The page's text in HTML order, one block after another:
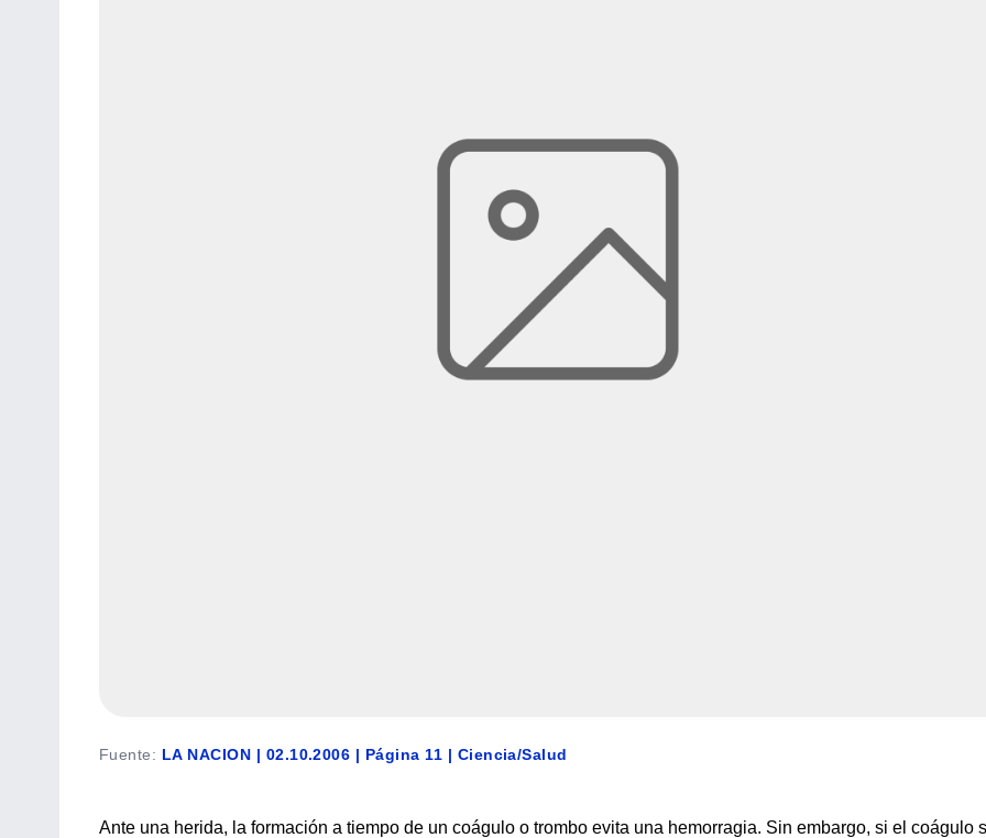
Fuente: LA NACION | 02.10.2006 | Página 11 | Ciencia/Salud
Ante una herida, la formación a tiempo de un coágulo o trombo evita una hemorragia. Sin embargo, si el coágulo